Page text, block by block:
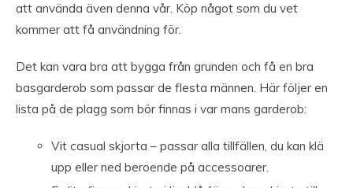
att använda även denna vår. Köp något som du vet
kommer att få användning för.
Det kan vara bra att bygga från grunden och få en bra
basgarderob som passar de flesta männen. Här följer en
lista på de plagg som bör finnas i var mans garderob:
Vit casual skjorta – passar alla tillfällen, du kan klä
upp eller ned beroende på accessoarer.